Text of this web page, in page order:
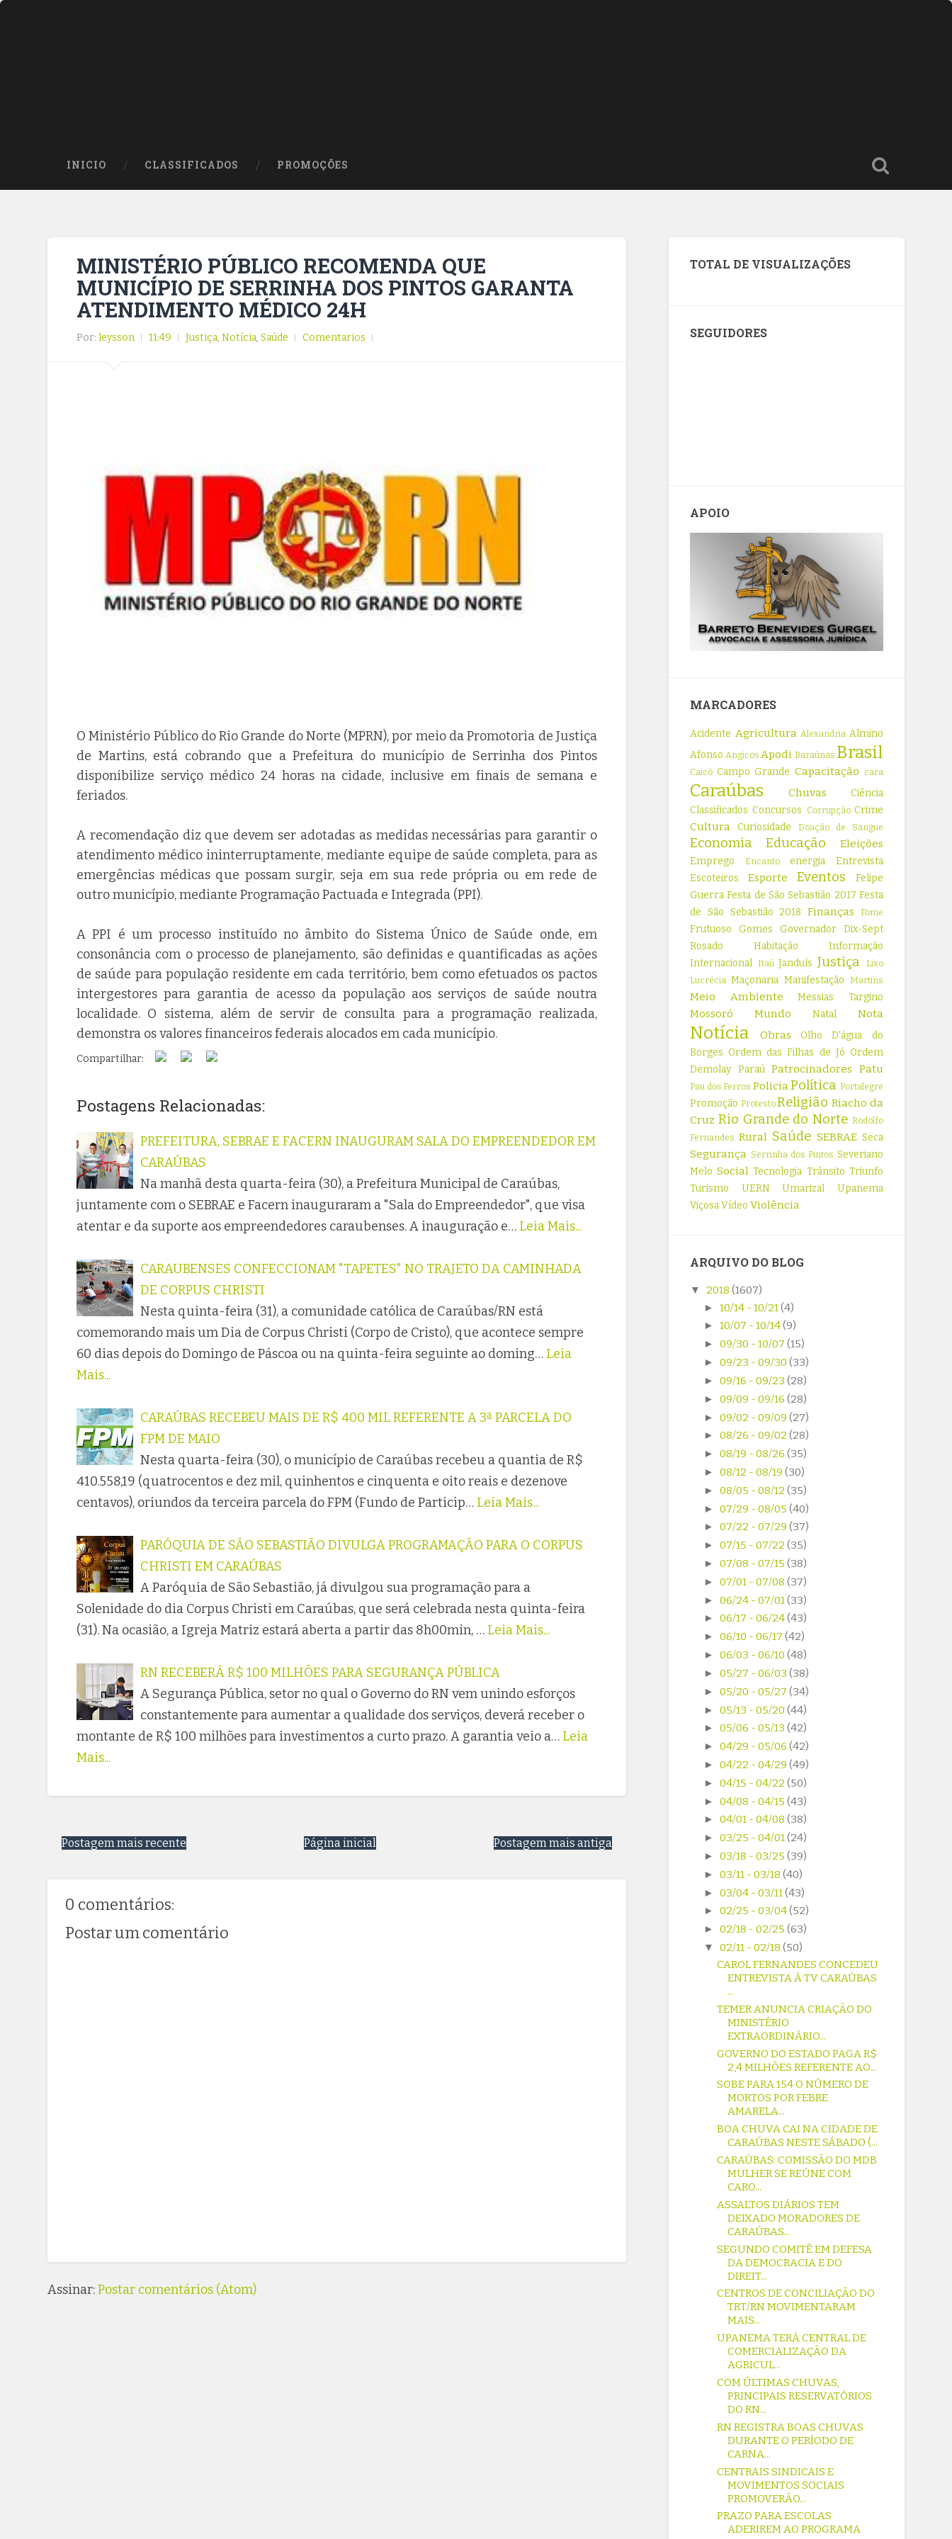
INICIO CLASSIFICADOS PROMOÇÕES
MINISTÉRIO PÚBLICO RECOMENDA QUE
MUNICÍPIO DE SERRINHA DOS PINTOS GARANTA
ATENDIMENTO MÉDICO 24H
Por:leysson 11:49 Justiça,Notícia,Saúde Comentarios
O Ministério Público do Rio Grande do Norte (MPRN), por meio da Promotoria de Justiça
de Martins, está cobrando que a Prefeitura do município de Serrinha dos Pintos
disponibilize serviço médico 24 horas na cidade, inclusive em finais de semana e
feriados.
A recomendação diz que devem ser adotadas as medidas necessárias para garantir o
atendimento médico ininterruptamente, mediante equipe de saúde completa, para as
emergências médicas que possam surgir, seja em sua rede própria ou em rede de
outro município, mediante Programação Pactuada e Integrada (PPI).
A PPI é um processo instituído no âmbito do Sistema Único de Saúde onde, em
consonância com o processo de planejamento, são definidas e quantificadas as ações
de saúde para população residente em cada território, bem como efetuados os pactos
intergestores para garantia de acesso da população aos serviços de saúde noutra
localidade. O sistema, além de servir de consulta para a programação realizada,
demonstra os valores financeiros federais alocados em cada município.
Compartilhar:
Postagens Relacionadas:
PREFEITURA, SEBRAE E FACERN INAUGURAM SALA DO EMPREENDEDOR EM
CARAÚBAS
Na manhã desta quarta-feira (30), a Prefeitura Municipal de Caraúbas,
juntamente com o SEBRAE e Facern inauguraram a "Sala do Empreendedor", que visa
atentar e da suporte aos empreendedores caraubenses. A inauguração e… Leia Mais...
CARAUBENSES CONFECCIONAM "TAPETES" NO TRAJETO DA CAMINHADA
DE CORPUS CHRISTI
Nesta quinta-feira (31), a comunidade católica de Caraúbas/RN está
comemorando mais um Dia de Corpus Christi (Corpo de Cristo), que acontece sempre
60 dias depois do Domingo de Páscoa ou na quinta-feira seguinte ao doming… Leia
Mais...
CARAÚBAS RECEBEU MAIS DE R$ 400 MIL REFERENTE A 3ª PARCELA DO
FPM DE MAIO
Nesta quarta-feira (30), o município de Caraúbas recebeu a quantia de R$
410.558,19 (quatrocentos e dez mil, quinhentos e cinquenta e oito reais e dezenove
centavos), oriundos da terceira parcela do FPM (Fundo de Particip… Leia Mais...
PARÓQUIA DE SÃO SEBASTIÃO DIVULGA PROGRAMAÇÃO PARA O CORPUS
CHRISTI EM CARAÚBAS
A Paróquia de São Sebastião, já divulgou sua programação para a
Solenidade do dia Corpus Christi em Caraúbas, que será celebrada nesta quinta-feira
(31). Na ocasião, a Igreja Matriz estará aberta a partir das 8h00min, … Leia Mais...
RN RECEBERÁ R$ 100 MILHÕES PARA SEGURANÇA PÚBLICA
A Segurança Pública, setor no qual o Governo do RN vem unindo esforços
constantemente para aumentar a qualidade dos serviços, deverá receber o
montante de R$ 100 milhões para investimentos a curto prazo. A garantia veio a… Leia
Mais...
Postagem mais recente Postagem mais antiga
Página inicial
0 comentários:
Postar um comentário
Assinar:Postar comentários (Atom)
TOTAL DE VISUALIZAÇÕES
SEGUIDORES
APOIO
MARCADORES
Acidente Agricultura Alexandria Almino
Afonso Angicos Apodi Baraúnas Brasil
Caicó Campo Grande Capacitação cara
Caraúbas Chuvas
Ciência
Classificados Concursos Corrupção Crime
Cultura Curiosidade Doação de Sangue
Economia Educação Eleições
Emprego Encanto energia
Entrevista
Escoteiros
Esporte Eventos
Felipe
Guerra Festa de São Sebastião 2017 Festa
de São Sebastião 2018 Finanças Fome
Frutuoso Gomes
Governador Dix-Sept
Rosado
Habitação
Informação
Internacional
Itaú Janduís Justiça
Lixo
Lucrécia Maçonaria Manifestação Martins
Meio Ambiente Messias Targino
Mossoró Mundo Natal Nota
Notícia Obras
Olho D'água do
Borges Ordem das Filhas de Jó Ordem
Demolay Paraú Patrocinadores Patu
Pau dos Ferros PoliciaPolítica Portalegre
Promoção ProtestoReligião Riacho da
Cruz Rio Grande do Norte Rodolfo
Fernandes Rural Saúde SEBRAE Seca
Segurança Serrinha dos Pintos Severiano
Melo Social Tecnologia Trânsito Triunfo
Turismo
UERN Umarizal
Upanema
ViçosaVídeo Violência
ARQUIVO DO BLOG
▼ 2018(1607)
► 10/14 - 10/21(4)
► 10/07 - 10/14(9)
► 09/30 - 10/07 (15)
► 09/23 - 09/30 (33)
► 09/16 - 09/23 (28)
► 09/09 - 09/16 (28)
► 09/02 - 09/09 (27)
► 08/26 - 09/02 (28)
► 08/19 - 08/26 (35)
► 08/12 - 08/19 (30)
► 08/05 - 08/12 (35)
► 07/29 - 08/05 (40)
► 07/22 - 07/29 (37)
► 07/15 - 07/22 (35)
► 07/08 - 07/15 (38)
► 07/01 - 07/08 (37)
► 06/24 - 07/01(33)
► 06/17 - 06/24(43)
► 06/10 - 06/17 (42)
► 06/03 - 06/10 (48)
► 05/27 - 06/03 (38)
► 05/20 - 05/27 (34)
► 05/13 - 05/20 (44)
► 05/06 - 05/13 (42)
► 04/29 - 05/06 (42)
► 04/22 - 04/29 (49)
► 04/15 - 04/22 (50)
► 04/08 - 04/15 (43)
► 04/01 - 04/08 (38)
► 03/25 - 04/01(24)
► 03/18 - 03/25 (39)
► 03/11 - 03/18 (40)
► 03/04 - 03/11(43)
► 02/25 - 03/04(52)
► 02/18 - 02/25 (63)
▼ 02/11 - 02/18 (50)
CAROL FERNANDES CONCEDEU
ENTREVISTA À TV CARAÚBAS
...
TEMER ANUNCIA CRIAÇÃO DO
MINISTÉRIO
EXTRAORDINÁRIO...
GOVERNO DO ESTADO PAGA R$
2,4 MILHÕES REFERENTE AO...
SOBE PARA 154 O NÚMERO DE
MORTOS POR FEBRE
AMARELA...
BOA CHUVA CAI NA CIDADE DE
CARAÚBAS NESTE SÁBADO (...
CARAÚBAS: COMISSÃO DO MDB
MULHER SE REÚNE COM
CARO...
ASSALTOS DIÁRIOS TEM
DEIXADO MORADORES DE
CARAÚBAS...
SEGUNDO COMITÊ EM DEFESA
DA DEMOCRACIA E DO
DIREIT...
CENTROS DE CONCILIAÇÃO DO
TRT/RN MOVIMENTARAM
MAIS...
UPANEMA TERÁ CENTRAL DE
COMERCIALIZAÇÃO DA
AGRICUL...
COM ÚLTIMAS CHUVAS,
PRINCIPAIS RESERVATÓRIOS
DO RN...
RN REGISTRA BOAS CHUVAS
DURANTE O PERÍODO DE
CARNA...
CENTRAIS SINDICAIS E
MOVIMENTOS SOCIAIS
PROMOVERÃO...
PRAZO PARA ESCOLAS
ADERIREM AO PROGRAMA